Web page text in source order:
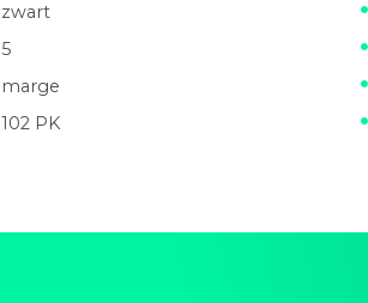
zwart
5
marge
102 PK